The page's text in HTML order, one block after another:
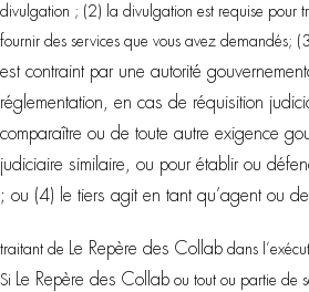
divulgation ; (2) la divulgation est requise pour
fournir des services que vous avez demandés;
est contraint par une autorité
réglementation, en cas de réquisition
comparaître ou de toute autre exigence
judiciaire similaire, ou pour établir ou
; ou (4) le tiers agit en tant qu’agent ou
traitant de Le Repère des Collab dans
Si Le Repère des Collab ou tout ou partie de